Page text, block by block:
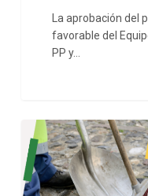
ejecutadas
2025
La aprobación del
favorable del
PP y…
20
desempleados
se